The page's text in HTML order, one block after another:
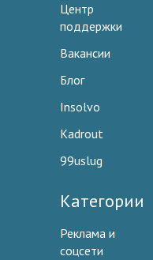
Центр
поддержки
Вакансии
Блог
Insolvo
Kadrout
99uslug
Категории
Реклама и
соцсети